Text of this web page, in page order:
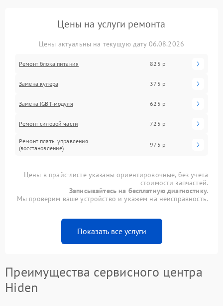
Цены на услуги ремонта
Цены актуальны на текущую дату 06.08.2026
Ремонт блока питания 825 р
Замена кулера 375 р
Замена IGBT-модуля 625 р
Ремонт силовой части 725 р
Ремонт платы управления
(восстановление)
975 р
Цены в прайс-листе указаны ориентировочные, без учета
стоимости запчастей.
Записывайтесь на бесплатную диагностику.
Мы проверим ваше устройство и укажем на неисправность.
Показать все услуги
Преимущества сервисного центра
Hiden